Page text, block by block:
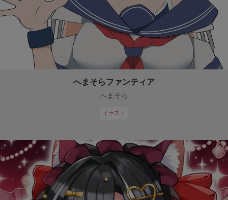
へまそらファンティア
へまそら
イラスト